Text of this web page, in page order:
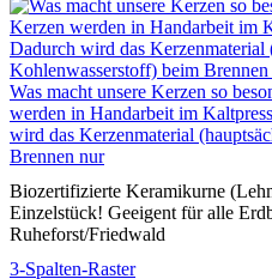
Was macht unsere Kerzen so
werden in Handarbeit im
wird das Kerzenmaterial
Brennen nur
Biozertifizierte Keramikurne
Einzelstück! Geeigent für alle
Ruheforst/Friedwald
3-Spalten-Raster